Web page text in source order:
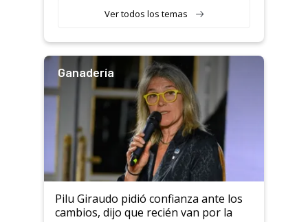
variedades que marcan un
salto tecnológico en genética y
Ver todos los temas
Ganadería
Pilu Giraudo pidió confianza ante los
cambios, dijo que recién van por la